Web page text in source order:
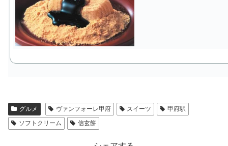
グルメ ヴァンフォーレ甲府 スイーツ
甲府駅
ソフトクリーム
信玄餅